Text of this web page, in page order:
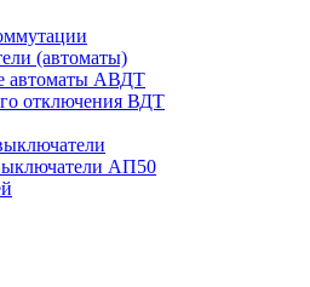
(автоматы)
автоматы АВДТ
отключения ВДТ
АП50